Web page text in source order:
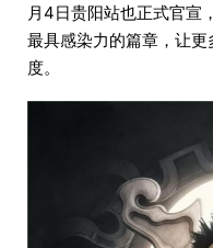
月4日贵阳站也正式官宣
最具感染力的篇章，让
度。